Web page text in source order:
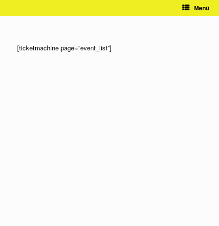
Menü
[ticketmachine page=”event_list”]